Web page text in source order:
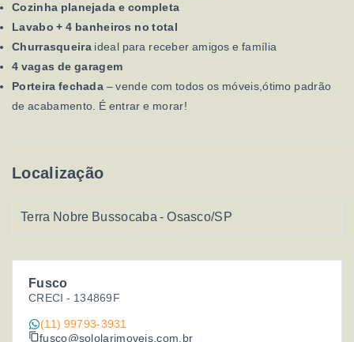
Fusco
CRECI - 134869F
(11) 99793-3931
fusco@sololarimoveis.com.br
Cozinha planejada e completa
Lavabo + 4 banheiros no total
Churrasqueiraideal para receber amigos e família
4 vagas de garagem
Porteira fechada – vende com todos os móveis,ótimo padrão
de acabamento. É entrar e morar!
Localização
Terra Nobre Bussocaba - Osasco/SP